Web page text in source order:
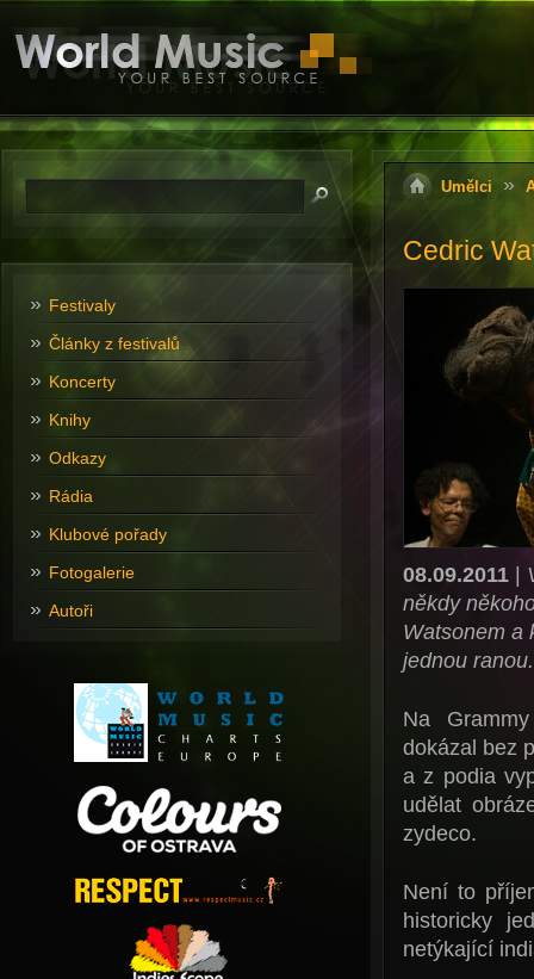
Umělci
Cedric
08.09.2011|
někdy
Watsonem a
jednou ranou.
Na
dokázal bez
a z podia
udělat
zydeco.
Není to
historicky
netýkající
Festivaly
Články z festivalů
Koncerty
Knihy
Odkazy
Rádia
Klubové pořady
Fotogalerie
Autoři